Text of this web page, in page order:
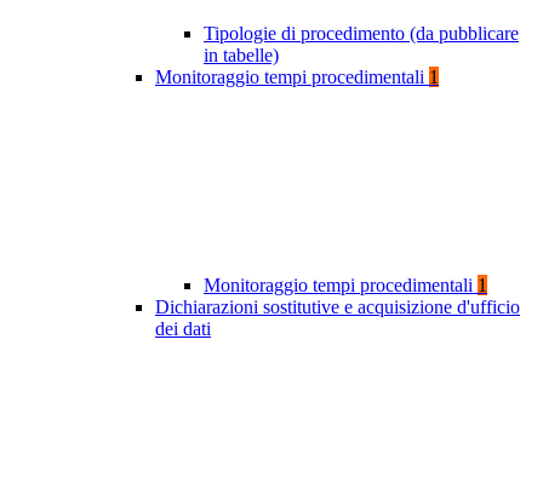
Tipologie di procedimento (da pubblicare
in tabelle)
Monitoraggio tempi procedimentali 1
Monitoraggio tempi procedimentali 1
Dichiarazioni sostitutive e acquisizione d'ufficio
dei dati